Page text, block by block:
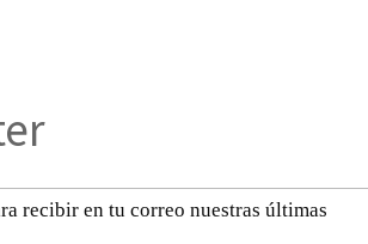
recibir en tu correo nuestras últimas